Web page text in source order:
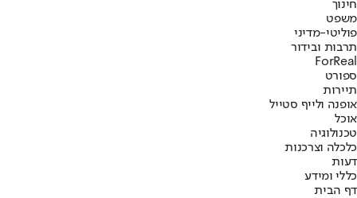
חינוך
משפט
פוליטי-מדיני
תרבות ובידור
ForReal
ספורט
תיירות
אופנה ולייף סטייל
אוכל
טכנולוגיה
כלכלה וצרכנות
דעות
כללי ומידע
דף הבית